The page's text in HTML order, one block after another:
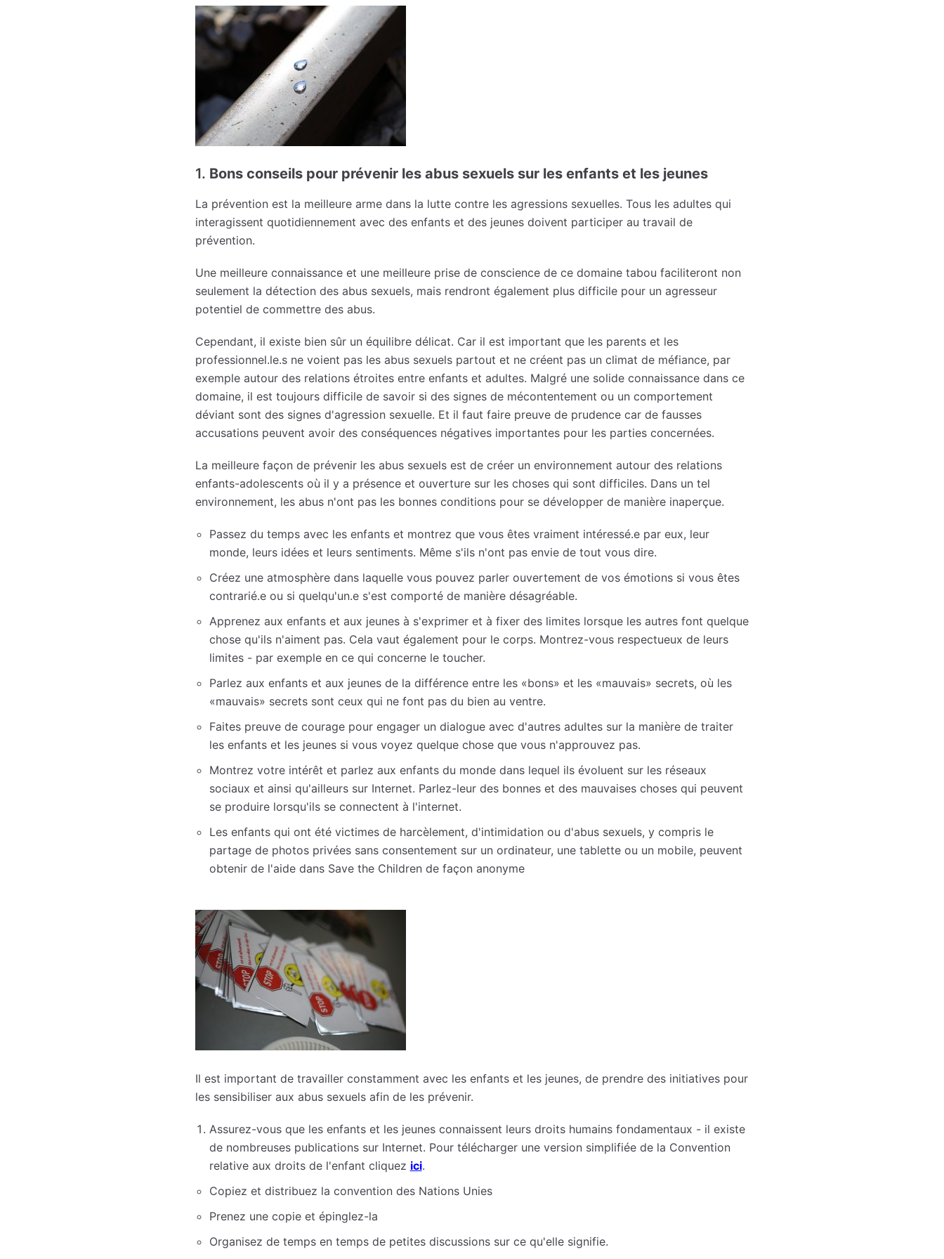
1. Bons conseils pour prévenir les abus sexuels sur les enfants et les jeunes
La prévention est la meilleure arme dans la lutte contre les agressions sexuelles. Tous les adultes qui
interagissent quotidiennement avec des enfants et des jeunes doivent participer au travail de
prévention.
Une meilleure connaissance et une meilleure prise de conscience de ce domaine tabou faciliteront non
seulement la détection des abus sexuels, mais rendront également plus difficile pour un agresseur
potentiel de commettre des abus.
Cependant, il existe bien sûr un équilibre délicat. Car il est important que les parents et les
professionnel.le.s ne voient pas les abus sexuels partout et ne créent pas un climat de méfiance, par
exemple autour des relations étroites entre enfants et adultes. Malgré une solide connaissance dans ce
domaine, il est toujours difficile de savoir si des signes de mécontentement ou un comportement
déviant sont des signes d'agression sexuelle. Et il faut faire preuve de prudence car de fausses
accusations peuvent avoir des conséquences négatives importantes pour les parties concernées.
La meilleure façon de prévenir les abus sexuels est de créer un environnement autour des relations
enfants-adolescents où il y a présence et ouverture sur les choses qui sont difficiles. Dans un tel
environnement, les abus n'ont pas les bonnes conditions pour se développer de manière inaperçue.
Passez du temps avec les enfants et montrez que vous êtes vraiment intéressé.e par eux, leur
monde, leurs idées et leurs sentiments. Même s'ils n'ont pas envie de tout vous dire.
Créez une atmosphère dans laquelle vous pouvez parler ouvertement de vos émotions si vous êtes
contrarié.e ou si quelqu'un.e s'est comporté de manière désagréable.
Apprenez aux enfants et aux jeunes à s'exprimer et à fixer des limites lorsque les autres font quelque
chose qu'ils n'aiment pas. Cela vaut également pour le corps. Montrez-vous respectueux de leurs
limites - par exemple en ce qui concerne le toucher.
Parlez aux enfants et aux jeunes de la différence entre les «bons» et les «mauvais» secrets, où les
«mauvais» secrets sont ceux qui ne font pas du bien au ventre.
Faites preuve de courage pour engager un dialogue avec d'autres adultes sur la manière de traiter
les enfants et les jeunes si vous voyez quelque chose que vous n'approuvez pas.
Montrez votre intérêt et parlez aux enfants du monde dans lequel ils évoluent sur les réseaux
sociaux et ainsi qu'ailleurs sur Internet. Parlez-leur des bonnes et des mauvaises choses qui peuvent
se produire lorsqu'ils se connectent à l'internet.
Les enfants qui ont été victimes de harcèlement, d'intimidation ou d'abus sexuels, y compris le
partage de photos privées sans consentement sur un ordinateur, une tablette ou un mobile, peuvent
obtenir de l'aide dans Save the Children de façon anonyme
Il est important de travailler constamment avec les enfants et les jeunes, de prendre des initiatives pour
les sensibiliser aux abus sexuels afin de les prévenir.
Assurez-vous que les enfants et les jeunes connaissent leurs droits humains fondamentaux - il existe
de nombreuses publications sur Internet. Pour télécharger une version simplifiée de la Convention
relative aux droits de l'enfant cliquez ici.
Copiez et distribuez la convention des Nations Unies
Prenez une copie et épinglez-la
Organisez de temps en temps de petites discussions sur ce qu'elle signifie.